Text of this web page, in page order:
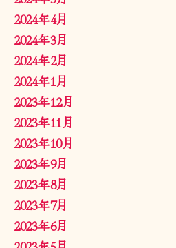
2024年4月
2024年3月
2024年2月
2024年1月
2023年12月
2023年11月
2023年10月
2023年9月
2023年8月
2023年7月
2023年6月